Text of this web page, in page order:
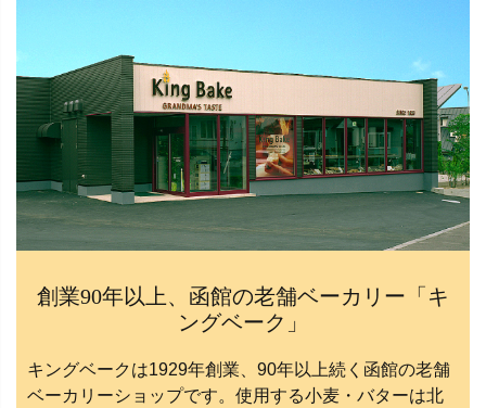
創業90年以上、函館の老舗ベーカリー「キ
ングベーク」
キングベークは1929年創業、90年以上続く函館の老舗
ベーカリーショップです。使用する小麦・バターは北